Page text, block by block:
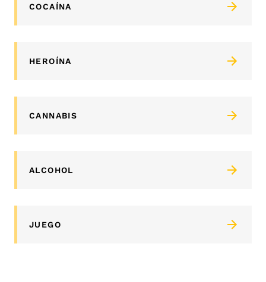
COCAÍNA
HEROÍNA
CANNABIS
ALCOHOL
JUEGO